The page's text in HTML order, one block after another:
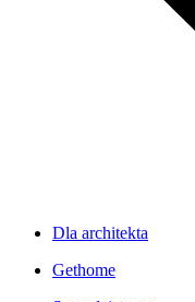
Dla architekta
Gethome